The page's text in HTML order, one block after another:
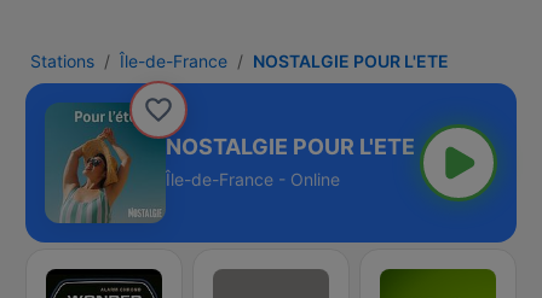
Stations Île-de-France NOSTALGIE POUR L'ETE
NOSTALGIE POUR L'ETE
Île-de-France - Online